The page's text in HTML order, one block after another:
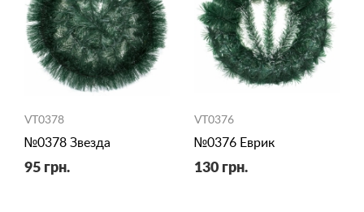
VT0378
№0378 Звезда
95 грн.
VT0376
№0376 Еврик
130 грн.